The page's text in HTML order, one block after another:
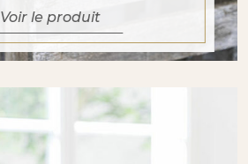
Voir le produit